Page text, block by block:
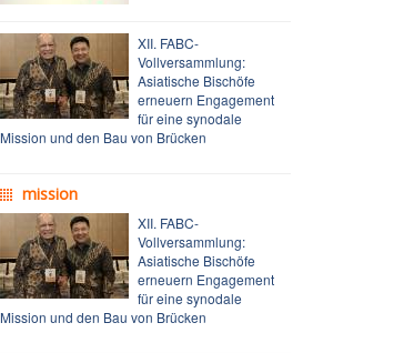
XII. FABC-
Vollversammlung:
Asiatische Bischöfe
erneuern Engagement
für eine synodale
Mission und den Bau von Brücken
mission
XII. FABC-
Vollversammlung:
Asiatische Bischöfe
erneuern Engagement
für eine synodale
Mission und den Bau von Brücken